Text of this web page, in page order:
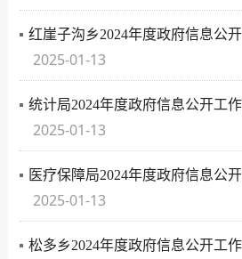
红崖子沟乡2024年度政府信息公
2025-01-13
统计局2024年度政府信息公开工
2025-01-13
医疗保障局2024年度政府信息公
2025-01-13
松多乡2024年度政府信息公开工